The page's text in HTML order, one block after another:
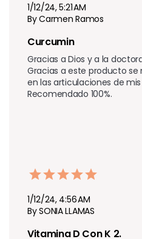
1/12/24, 5:21 AM
By Carmen Ramos
Curcumin
Gracias a Dios y a la
Gracias a este producto
en las articulaciones de
Recomendado 100%.
1/12/24, 4:56 AM
By SONIA LLAMAS
Vitamina D Con K 2.